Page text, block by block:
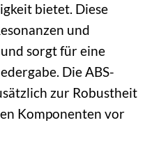
bietet. Diese
und
sorgt für eine
Die ABS-
zur Robustheit
Komponenten vor